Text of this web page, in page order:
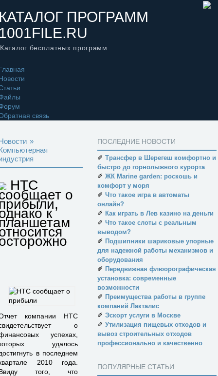
ПРОГРАММ
Каталог бесплатных программ
связь
»
HTC
о
к
компании HTC
о
успехах,
удалось
в последнем
2010 года.
того, что
ПОСЛЕДНИЕ НОВОСТИ
✐ Трансфер в Шерегеш комфортно и
быстро до горнолыжного курорта
✐ ЖК Marine garden: роскошь и
комфорт у моря
✐ Что такое игра в автоматы
онлайн?
✐ Как играть в Лев казино на деньги
✐ Что такое слоты с реальным
выводом?
✐ Подшипники шариковые упорные
для надежной работы механизмов и
оборудования
✐ Передвижная флюорографическая
установка: современные
возможности
✐ Преимущества работы в группе
компаний Лакталис
✐ Эскорт услуги в Москве
✐ Утилизация пищевых отходов и
вывоз строительных отходов
профессионально и качественно
ПОПУЛЯРНЫЕ СТАТЬИ